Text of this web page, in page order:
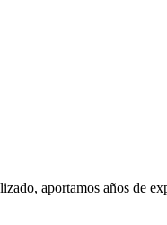
aportamos años de